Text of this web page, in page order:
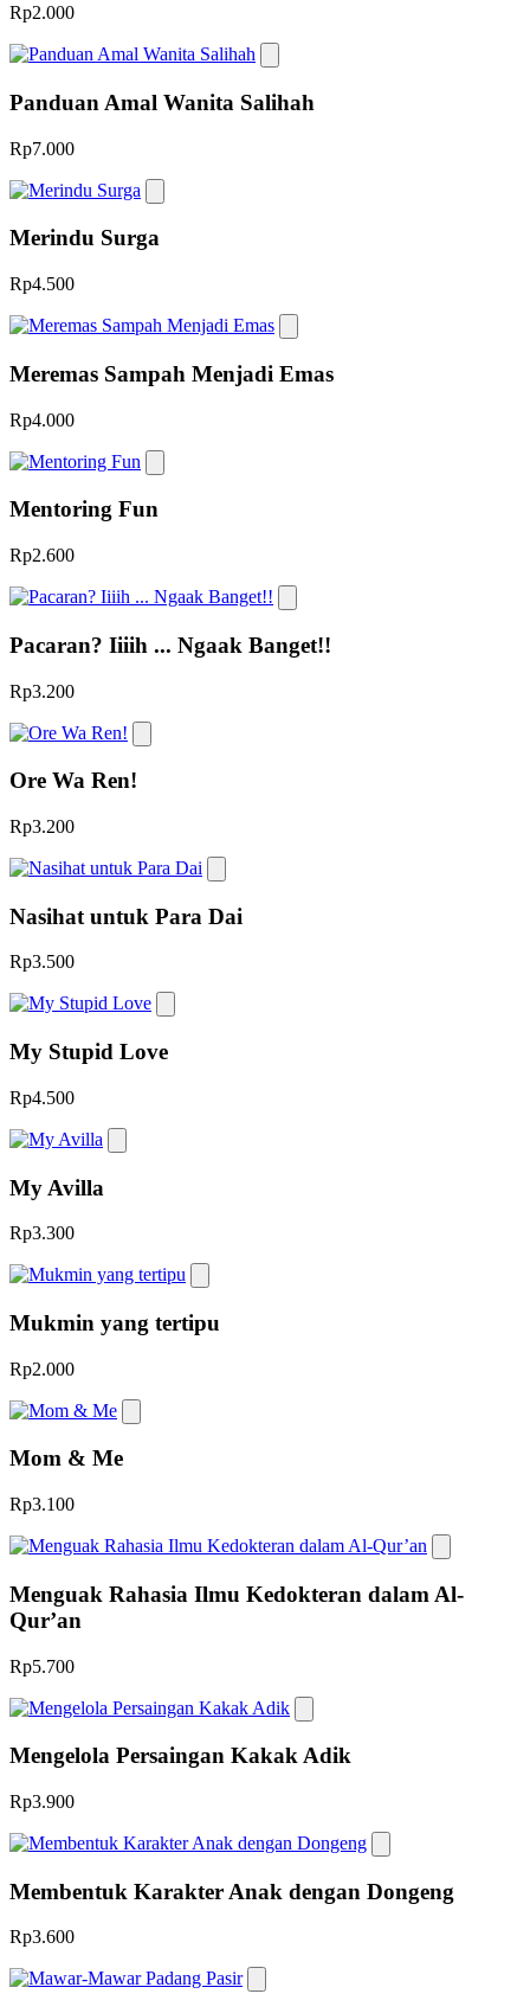
Rp2.000
Panduan Amal Wanita Salihah
Rp7.000
Merindu Surga
Rp4.500
Meremas Sampah Menjadi Emas
Rp4.000
Mentoring Fun
Rp2.600
Pacaran? Iiiih ... Ngaak Banget!!
Rp3.200
Ore Wa Ren!
Rp3.200
Nasihat untuk Para Dai
Rp3.500
My Stupid Love
Rp4.500
My Avilla
Rp3.300
Mukmin yang tertipu
Rp2.000
Mom & Me
Rp3.100
Menguak Rahasia Ilmu Kedokteran dalam Al-
Qur’an
Rp5.700
Mengelola Persaingan Kakak Adik
Rp3.900
Membentuk Karakter Anak dengan Dongeng
Rp3.600